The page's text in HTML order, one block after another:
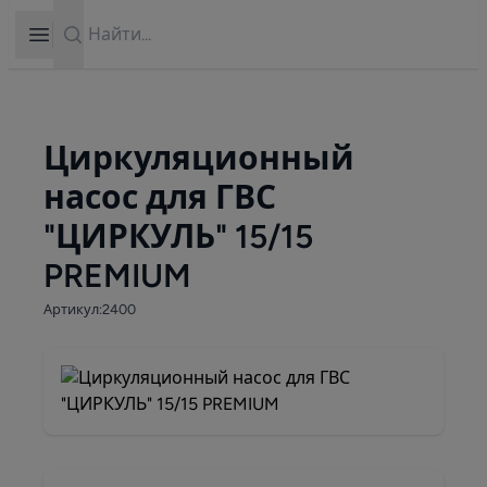
Open sidebar
Циркуляционный
насос для ГВС
"ЦИРКУЛЬ" 15/15
PREMIUM
Артикул:2400